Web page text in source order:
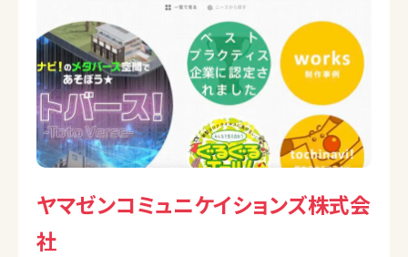
ヤマゼンコミュニケイションズ株式会
社